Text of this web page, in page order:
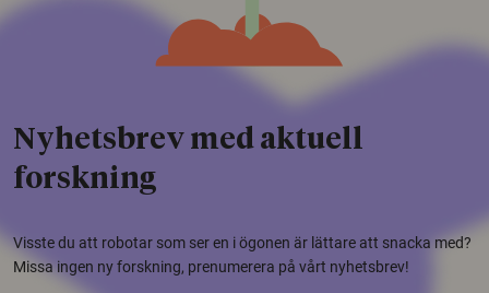
Nyhetsbrev med aktuell
forskning
Visste du att robotar som ser en i ögonen är lättare att snacka med?
Missa ingen ny forskning, prenumerera på vårt nyhetsbrev!